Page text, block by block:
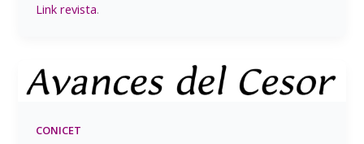
Link revista.
CONICET